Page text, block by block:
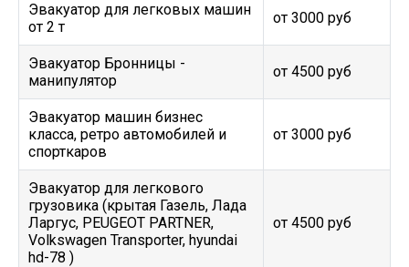
Эвакуатор для легковых машин
от 2 т
от 3000 руб
Эвакуатор Бронницы -
манипулятор
от 4500 руб
Эвакуатор машин бизнес
класса, ретро автомобилей и
спорткаров
от 3000 руб
Эвакуатор для легкового
грузовика (крытая Газель, Лада
Ларгус, PEUGEOT PARTNER,
Volkswagen Transporter, hyundai
hd-78 )
от 4500 руб